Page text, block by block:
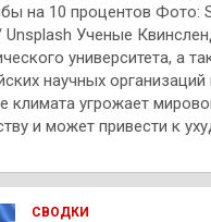
на 10 процентов Фото:
Unsplash Ученые
университета, а
научных организаций
климата угрожает
и может привести к
СВОДКИ